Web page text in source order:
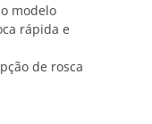
modelo
rápida e
de rosca